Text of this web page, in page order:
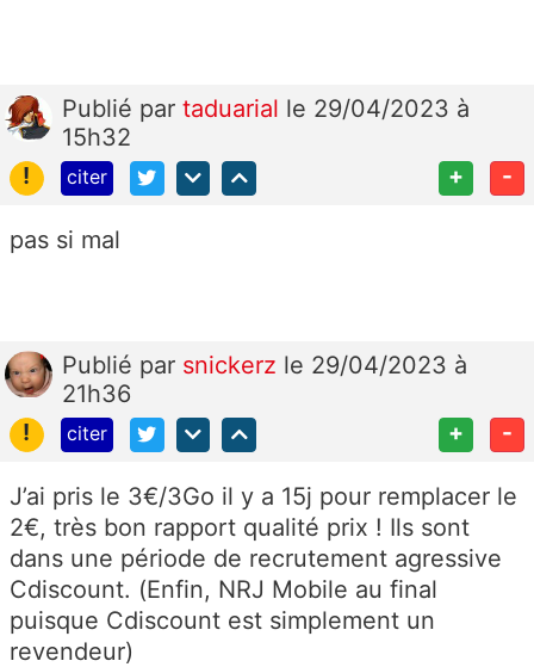
Publié par taduarial le 29/04/2023 à
15h32
!
citer + -
pas si mal
Publié par snickerz le 29/04/2023 à
21h36
!
citer + -
J’ai pris le 3€/3Go il y a 15j pour remplacer le
2€, très bon rapport qualité prix ! Ils sont
dans une période de recrutement agressive
Cdiscount. (Enfin, NRJ Mobile au final
puisque Cdiscount est simplement un
revendeur)